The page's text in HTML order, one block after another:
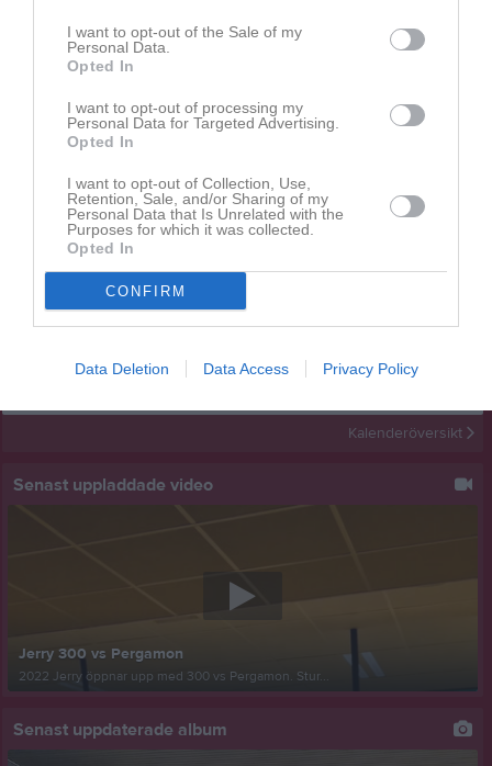
I want to opt-out of the Sale of my
Personal Data.
Opted In
I want to opt-out of processing my
Personal Data for Targeted Advertising.
Opted In
I want to opt-out of Collection, Use,
Retention, Sale, and/or Sharing of my
Personal Data that Is Unrelated with the
Purposes for which it was collected.
Opted In
CONFIRM
Data Deletion Data Access Privacy Policy
Du måste logga in för att kommentera
Logga in
Nyheter från föreningen
Stureby BK 50 år
Kalender
Inga kommande aktiviteter
Kalenderöversikt
Senast uppladdade video
Jerry 300 vs Pergamon
2022 Jerry öppnar upp med 300 vs Pergamon. Stur...
Senast uppdaterade album